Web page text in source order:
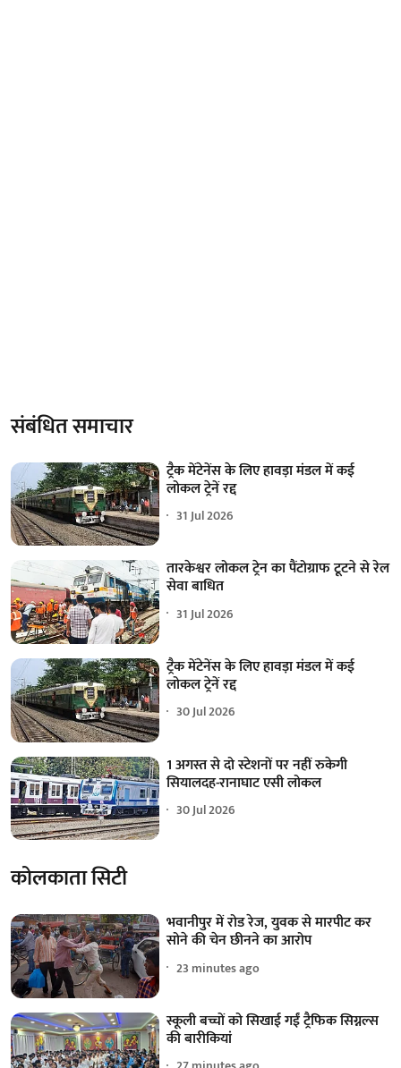
संबंधित समाचार
ट्रैक मेंटेनेंस के लिए हावड़ा मंडल में कई
लोकल ट्रेनें रद्द
31 Jul 2026
तारकेश्वर लोकल ट्रेन का पैंटोग्राफ टूटने से रेल
सेवा बाधित
31 Jul 2026
ट्रैक मेंटेनेंस के लिए हावड़ा मंडल में कई
लोकल ट्रेनें रद्द
30 Jul 2026
1 अगस्त से दो स्टेशनों पर नहीं रुकेगी
सियालदह-रानाघाट एसी लोकल
30 Jul 2026
कोलकाता सिटी
भवानीपुर में रोड रेज, युवक से मारपीट कर
सोने की चेन छीनने का आरोप
23 minutes ago
स्कूली बच्चों को सिखाई गईं ट्रैफिक सिग्नल्स
की बारीकियां